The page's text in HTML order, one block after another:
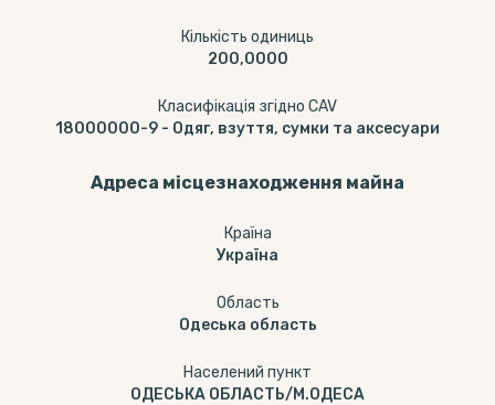
Кількість одиниць
200,0000
Класифікація згідно CAV
18000000-9 - Одяг, взуття, сумки та аксесуари
Адреса місцезнаходження майна
Країна
Україна
Область
Одеська область
Населений пункт
ОДЕСЬКА ОБЛАСТЬ/М.ОДЕСА